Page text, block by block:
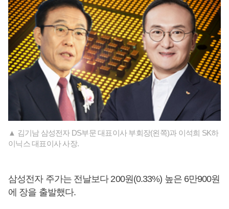
▲ 김기남 삼성전자 DS부문 대표이사 부회장(왼쪽)과 이석희 SK하
이닉스 대표이사 사장.
삼성전자 주가는 전날보다 200원(0.33%) 높은 6만900원
에 장을 출발했다.